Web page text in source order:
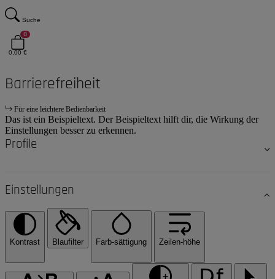
Suche
0
0,00 €
Barrierefreiheit
Für eine leichtere Bedienbarkeit
Das ist ein Beispieltext. Der Beispieltext hilft dir, die Wirkung der
Einstellungen besser zu erkennen.
Profile
Einstellungen
Kontrast Blaufilter Farb-sättigung Zeilen-höhe